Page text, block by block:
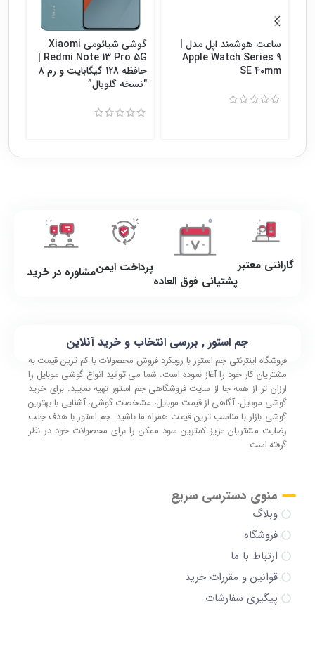
ساعت هوشمند اپل مدل |
Apple Watch Series 9
SE 40mm
گوشی شیائومی Xiaomi
Redmi Note 13 Pro 5G |
حافظه 128 گیگابایت و رم 8
″نسخه گلوبال”
گارانتی معتبر
پشتیانی فوق العاده
پرداخت ایمنمشاوره در خرید
جم استور , بررسی انتخاب و خرید آنلاین
فروشگاه اینترنتی جم استور با رویکرد فروش محصولات با کم ترین قیمت به
مشتریان کار خود را آغاز نموده است. شما می توانید انواع گوشی موبایل را
ارزان تر از همه جا از سایت فروشگاهی جم استور تهیه نمایید. برای خرید
گوشی موبایل، آگاهی از قیمت موبایل، مشخصات گوشی، آشنایی با بهترین
گوشی بازار با مناسب ترین قیمت همراه ما باشید. جم استور با هدف جلب
رضایت مشتریان عزیز کمترین سود ممکن را برای محصولات خود در نظر
گرفته است.
منوی دسترسی سریع
وبلاگ
فروشگاه
ارتباط با ما
قوانین و مقررات خرید
پیگیری سفارشات